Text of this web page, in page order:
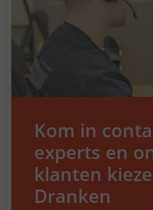
Kom in
experts en
klanten
Dranken